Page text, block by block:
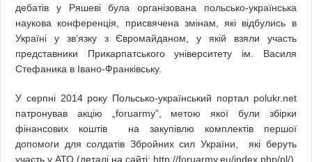
дебатів у Ряшеві була організована польсько-українська
наукова конференція, присвячена змінам, які відбулись в
Україні у зв’язку з Євромайданом, у якій взяли участь
представники Прикарпатського університету ім. Василя
Стефаника в Івано-Франківську.
У серпні 2014 року Польсько-український портал polukr.net
патронував акцію „foruarmy”, метою якої були збірки
фінансових коштів на закупівлю комплектів першої
допомоги для солдатів Збройних сил України, які беруть
участь у АТО (деталі на сайті: http://foruarmy.eu/index.php/pl/)